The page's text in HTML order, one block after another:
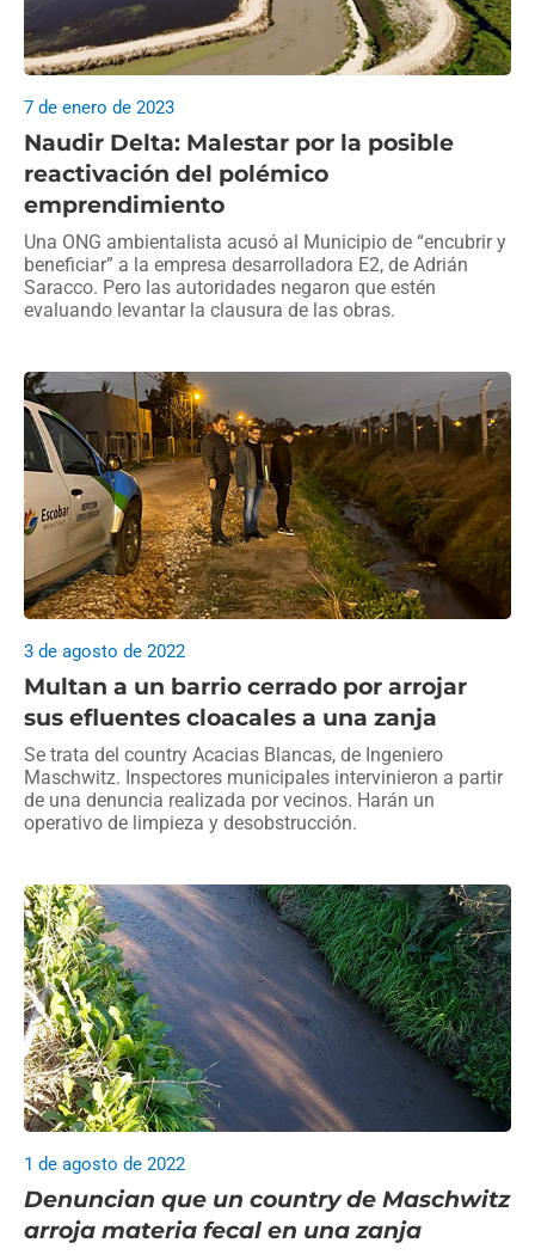
Naudir Delta: Malestar por la posible
reactivación del polémico
emprendimiento
7 de enero de 2023
Una ONG ambientalista acusó al Municipio de “encubrir y
beneficiar” a la empresa desarrolladora E2, de Adrián
Saracco. Pero las autoridades negaron que estén
evaluando levantar la clausura de las obras.
Multan a un barrio cerrado por arrojar
sus efluentes cloacales a una zanja
3 de agosto de 2022
Se trata del country Acacias Blancas, de Ingeniero
Maschwitz. Inspectores municipales intervinieron a partir
de una denuncia realizada por vecinos. Harán un
operativo de limpieza y desobstrucción.
Denuncian que un country de Maschwitz
arroja materia fecal en una zanja
1 de agosto de 2022